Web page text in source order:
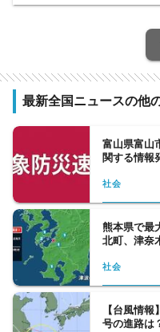
ー・プ
元日経
元スポ
事故、
最新全国ニュースの他
富山県富山
関する情報
社会
熊本県で最
北町、津奈
社会
【台風情
号の進路